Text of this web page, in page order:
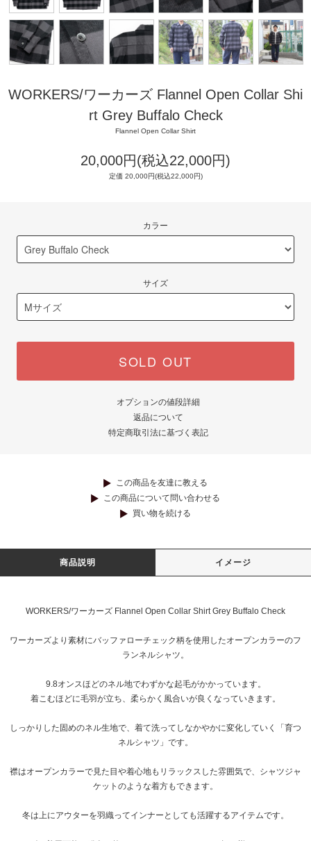
WORKERS/ワーカーズ Flannel Open Collar Shi
rt Grey Buffalo Check
Flannel Open Collar Shirt
20,000円(税込22,000円)
定価 20,000円(税込22,000円)
カラー
サイズ
SOLD OUT
オプションの値段詳細
返品について
特定商取引法に基づく表記
この商品を友達に教える
この商品について問い合わせる
買い物を続ける
商品説明 イメージ
WORKERS/ワーカーズ Flannel Open Collar Shirt Grey Buffalo Check
ワーカーズより素材にバッファローチェック柄を使用したオープンカラーのフ
ランネルシャツ。
9.8オンスほどのネル地でわずかな起毛がかかっています。
着こむほどに毛羽が立ち、柔らかく風合いが良くなっていきます。
しっかりした固めのネル生地で、着て洗ってしなかやかに変化していく「育つ
ネルシャツ」です。
襟はオープンカラーで見た目や着心地もリラックスした雰囲気で、シャツジャ
ケットのような着方もできます。
冬は上にアウターを羽織ってインナーとしても活躍するアイテムです。